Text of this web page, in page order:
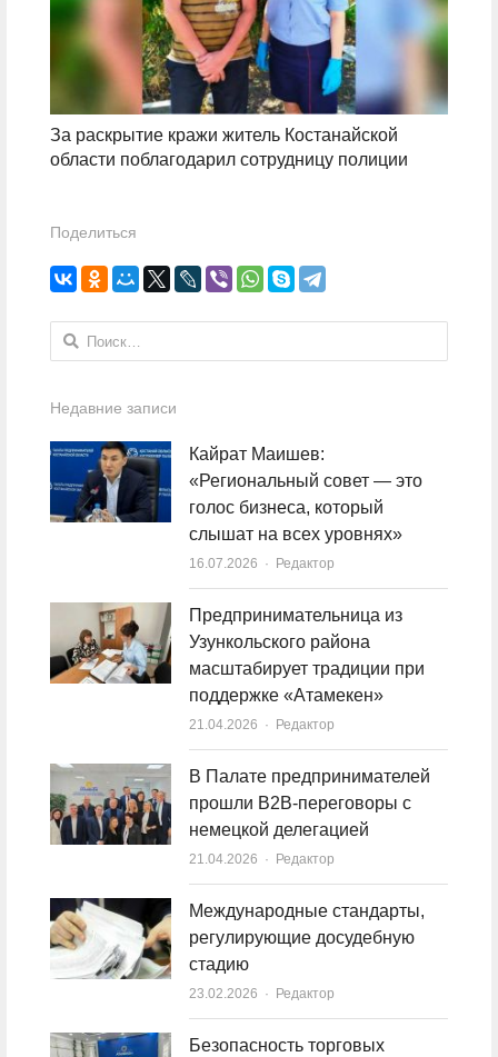
За раскрытие кражи житель Костанайской
области поблагодарил сотрудницу полиции
Поделиться
Найти:
Недавние записи
Кайрат Маишев:
«Региональный совет — это
голос бизнеса, который
слышат на всех уровнях»
16.07.2026 Author
Редактор
Предпринимательница из
Узункольского района
масштабирует традиции при
поддержке «Атамекен»
21.04.2026 Author
Редактор
В Палате предпринимателей
прошли B2B-переговоры с
немецкой делегацией
21.04.2026 Author
Редактор
Международные стандарты,
регулирующие досудебную
стадию
23.02.2026 Author
Редактор
Безопасность торговых